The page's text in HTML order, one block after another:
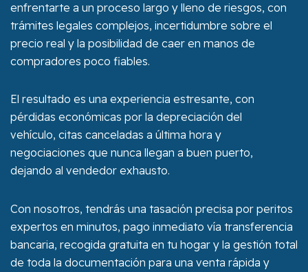
enfrentarte a un proceso largo y lleno de riesgos, con
trámites legales complejos, incertidumbre sobre el
precio real y la posibilidad de caer en manos de
compradores poco fiables.
El resultado es una experiencia estresante, con
pérdidas económicas por la depreciación del
vehículo, citas canceladas a última hora y
negociaciones que nunca llegan a buen puerto,
dejando al vendedor exhausto.
Con nosotros, tendrás una tasación precisa por peritos
expertos en minutos, pago inmediato vía transferencia
bancaria, recogida gratuita en tu hogar y la gestión total
de toda la documentación para una venta rápida y